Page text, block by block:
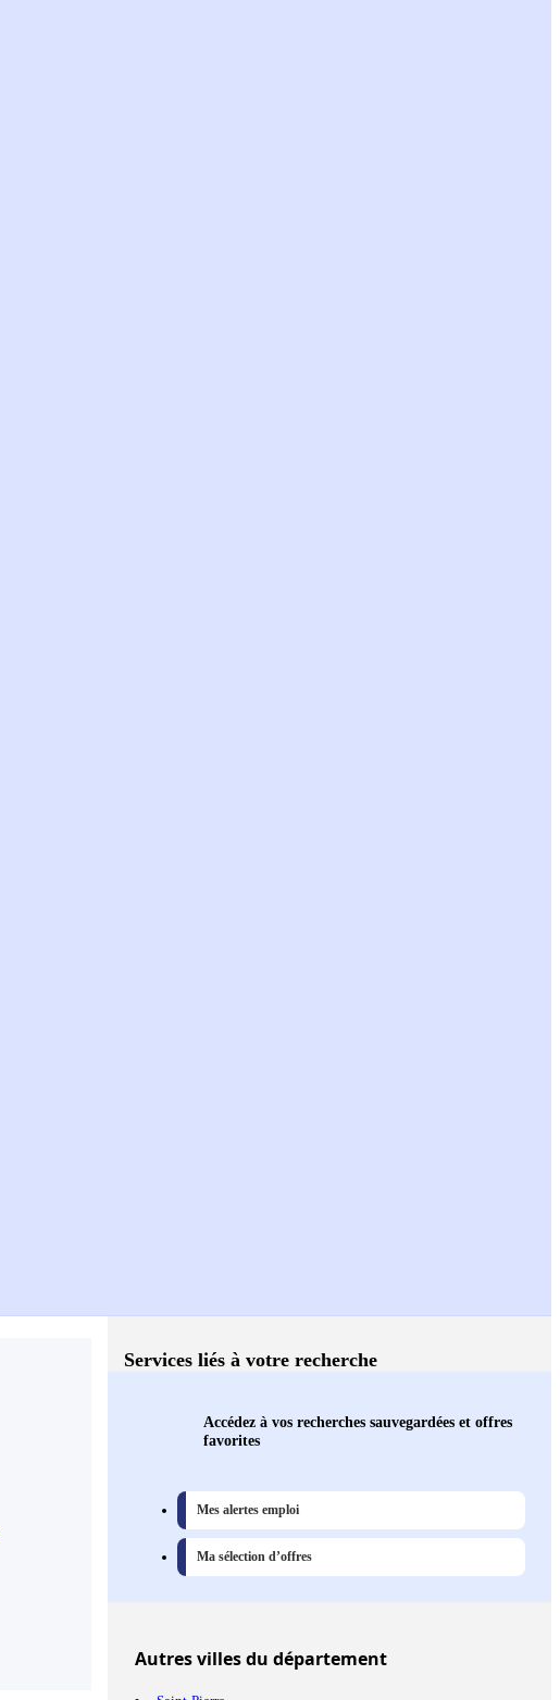
Services liés à votre recherche
Accédez à vos recherches sauvegardées et offres
favorites
Mes alertes emploi
Ma sélection d’offres
Autresvillesdu département